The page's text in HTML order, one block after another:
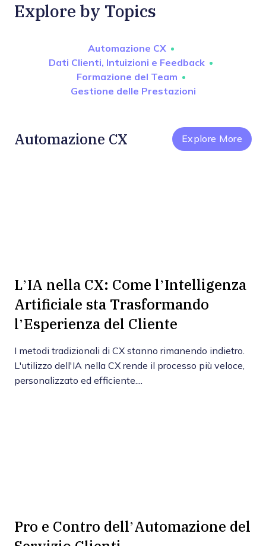
Explore by Topics
Automazione CX
Dati Clienti, Intuizioni e Feedback
Formazione del Team
Gestione delle Prestazioni
Automazione CX Explore More
L’IA nella CX: Come l’Intelligenza
Artificiale sta Trasformando
l’Esperienza del Cliente
I metodi tradizionali di CX stanno rimanendo indietro.
L'utilizzo dell'IA nella CX rende il processo più veloce,
personalizzato ed efficiente....
Pro e Contro dell’Automazione del